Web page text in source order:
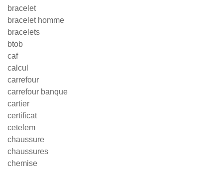
bracelet
bracelet homme
bracelets
btob
caf
calcul
carrefour
carrefour banque
cartier
certificat
cetelem
chaussure
chaussures
chemise